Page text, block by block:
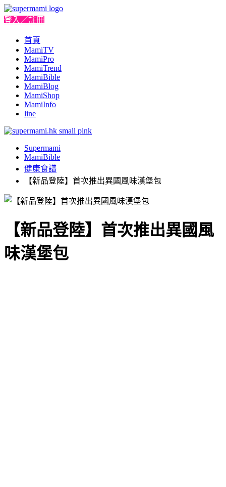
登入／註冊
首頁
MamiTV
MamiPro
MamiTrend
MamiBible
MamiBlog
MamiShop
MamiInfo
line
Supermami
MamiBible
健康食譜
【新品登陸】首次推出異國風味漢堡包
【新品登陸】首次推出異國風
味漢堡包